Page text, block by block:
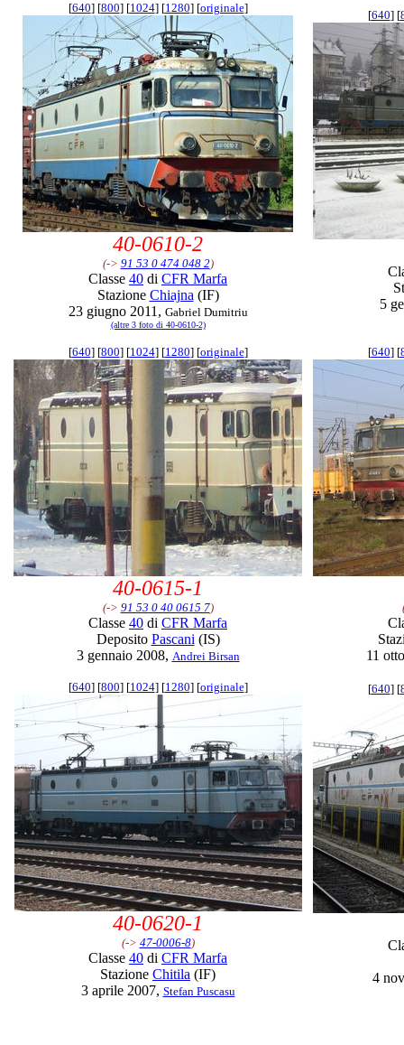
[640] [800] [1024] [1280] [originale]
40-0610-2
(-> 91 53 0 474 048 2)
Classe 40 di CFR Marfa
Stazione Chiajna (IF)
23 giugno 2011, Gabriel Dumitriu
(altre 3 foto di 40-0610-2)
[640] [
5
[640] [800] [1024] [1280] [originale]
40-0615-1
(-> 91 53 0 40 0615 7)
Classe 40 di CFR Marfa
Deposito Pascani (IS)
3 gennaio 2008, Andrei Birsan
[640] [
11
[640] [800] [1024] [1280] [originale]
40-0620-1
(-> 47-0006-8)
Classe 40 di CFR Marfa
Stazione Chitila (IF)
3 aprile 2007, Stefan Puscasu
[640] [
4